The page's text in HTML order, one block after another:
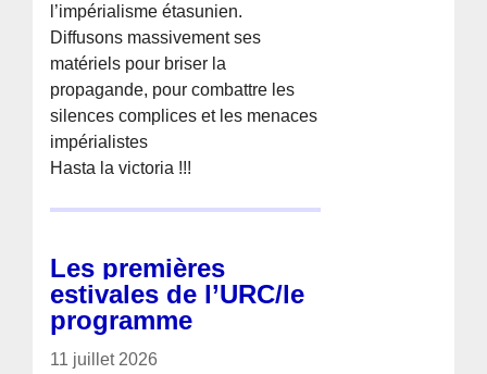
l’impérialisme étasunien.
Diffusons massivement ses
matériels pour briser la
propagande, pour combattre les
silences complices et les menaces
impérialistes
Hasta la victoria !!!
Les premières
estivales de l’URC/le
programme
11 juillet 2026